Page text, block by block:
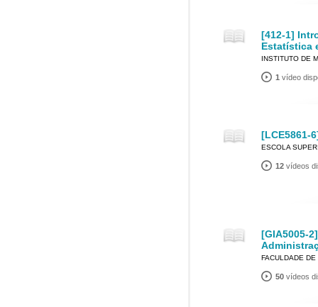
[412-1]
Estatística
INSTITUTO DE
1 vídeo
[LCE5861-
ESCOLA
12 vídeos
[GIA5005-
FACULDADE
50 vídeos